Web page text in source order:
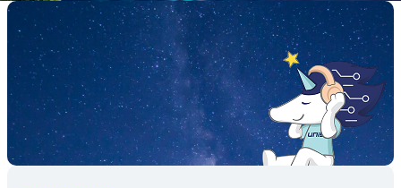
새내기학부에서
전공탐색 프로그램을 통해 나에게 맞는 최
적의 전공을 찾아보세요.
전공탐색 가이드 바로가기